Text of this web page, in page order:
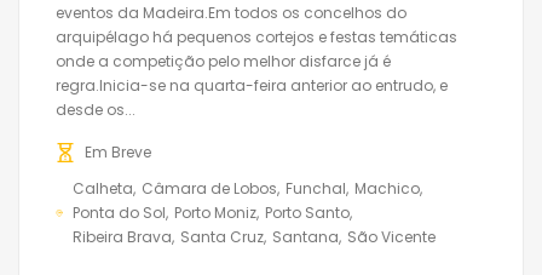
eventos da Madeira.Em todos os concelhos do
arquipélago há pequenos cortejos e festas temáticas
onde a competição pelo melhor disfarce já é
regra.Inicia-se na quarta-feira anterior ao entrudo, e
desde os...
Em Breve
Calheta Câmara de Lobos Funchal Machico
Ponta do Sol Porto Moniz Porto Santo
Ribeira Brava Santa Cruz Santana São Vicente